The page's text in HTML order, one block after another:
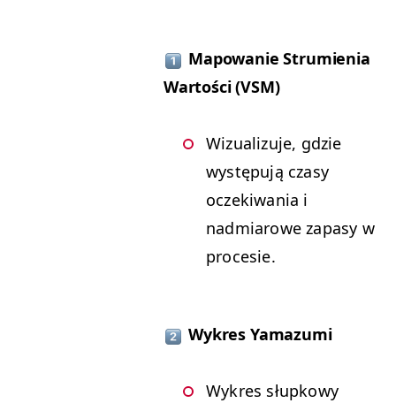
Mapowanie Strumienia
Wartości (VSM)
Wizualizuje, gdzie
występują czasy
oczekiwania i
nadmiarowe zapasy w
procesie.
Wykres Yamazumi
Wykres słupkowy